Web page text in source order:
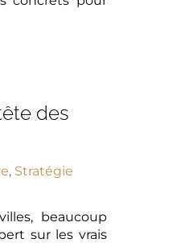
des
, Stratégie
beaucoup
sur les vrais